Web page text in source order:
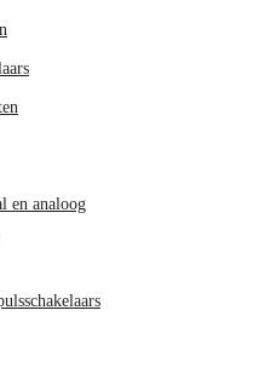
en analoog